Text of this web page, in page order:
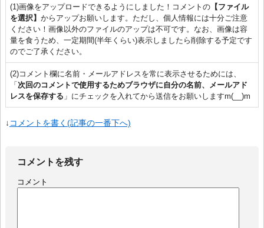
(1)画像をアップロードできるようにしました！コメントの【ファイル
を選択】 からアップお願いします。ただし、個人情報には十分ご注意
ください！画像以外のファイルのアップは不可です。なお、画像は容
量を食うため、一定期間(半年くらい)表示しましたら削除する予定です
のでご了承ください。
(2)コメント欄に名前・メールアドレスを常に表示させるためには、
「 次回のコメントで使用するためブラウザに自分の名前、メールアド
レスを保存する 」にチェックを入れてから送信をお願いしますm(__)m
↓ コメントを書く(記事の一番下へ)
コメントを残す
コメント